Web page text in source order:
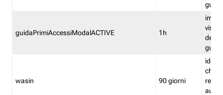
guidaPrimiAccessiModalACTIVE 1h
della
wasin 90 giorni
che
rete